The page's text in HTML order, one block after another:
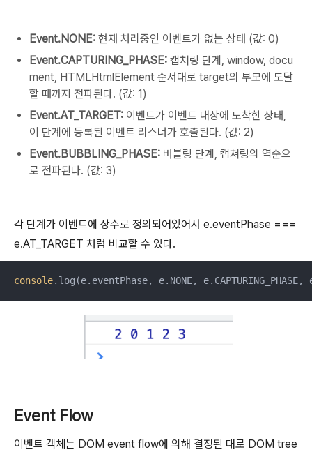
Event.NONE: 현재 처리중인 이벤트가 없는 상태 (값: 0)
Event.CAPTURING_PHASE: 캡쳐링 단계, window, docu
ment, HTMLHtmlElement 순서대로 target의 부모에 도달
할 때까지 전파된다. (값: 1)
Event.AT_TARGET: 이벤트가 이벤트 대상에 도착한 상태,
이 단계에 등록된 이벤트 리스너가 호출된다. (값: 2)
Event.BUBBLING_PHASE: 버블링 단계, 캡쳐링의 역순으
로 전파된다. (값: 3)
각 단계가 이벤트에 상수로 정의되어있어서 e.eventPhase ===
e.AT_TARGET 처럼 비교할 수 있다.
console.log(e.eventPhase, e.NONE, e.CAPTURING_PHASE,
Event Flow
이벤트 객체는 DOM event flow에 의해 결정된 대로 DOM tree